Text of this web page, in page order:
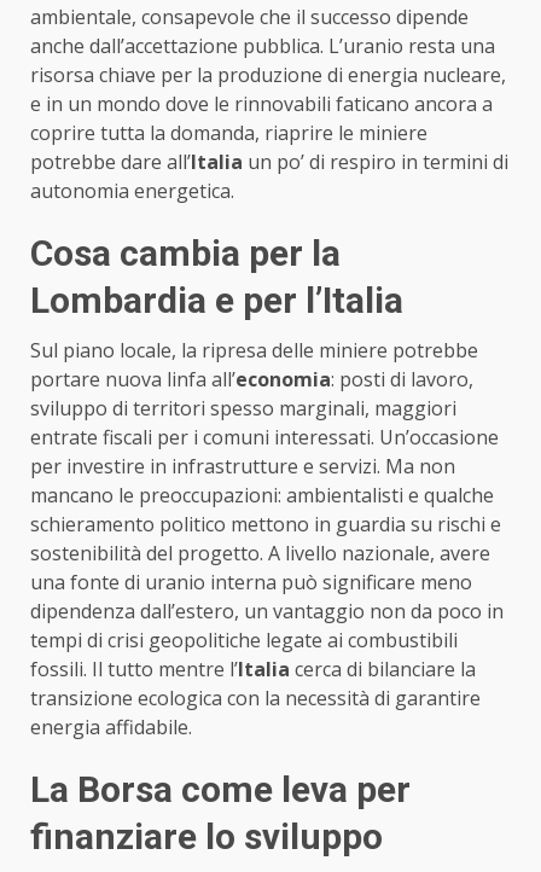
ambientale, consapevole che il successo dipende
anche dall’accettazione pubblica. L’uranio resta una
risorsa chiave per la produzione di energia nucleare,
e in un mondo dove le rinnovabili faticano ancora a
coprire tutta la domanda, riaprire le miniere
potrebbe dare all’Italia un po’ di respiro in termini di
autonomia energetica.
Cosa cambia per la
Lombardia e per l’Italia
Sul piano locale, la ripresa delle miniere potrebbe
portare nuova linfa all’economia: posti di lavoro,
sviluppo di territori spesso marginali, maggiori
entrate fiscali per i comuni interessati. Un’occasione
per investire in infrastrutture e servizi. Ma non
mancano le preoccupazioni: ambientalisti e qualche
schieramento politico mettono in guardia su rischi e
sostenibilità del progetto. A livello nazionale, avere
una fonte di uranio interna può significare meno
dipendenza dall’estero, un vantaggio non da poco in
tempi di crisi geopolitiche legate ai combustibili
fossili. Il tutto mentre l’Italia cerca di bilanciare la
transizione ecologica con la necessità di garantire
energia affidabile.
La Borsa come leva per
finanziare lo sviluppo